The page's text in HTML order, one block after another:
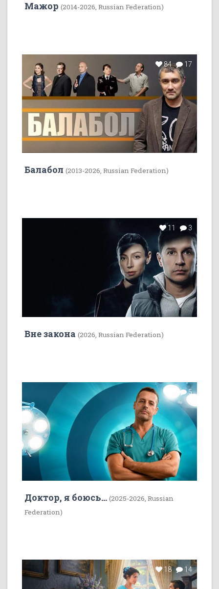
Мажор (2014-2026, Russian Federation)
84 17
Балабол (2013-2026, Russian Federation)
11 3
Вне закона (2026, Russian Federation)
7 5
Доктор, я боюсь... (2025-2026, Russian
Federation)
18 14